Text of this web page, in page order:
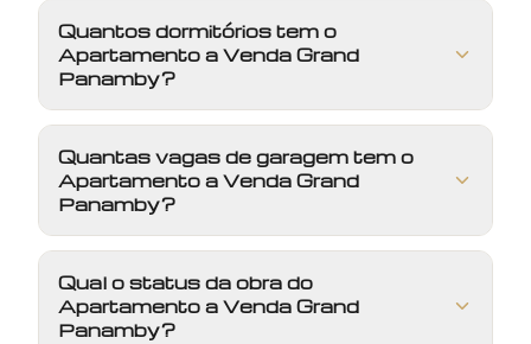
Quantos dormitórios tem o
Apartamento a Venda Grand
Panamby?
Quantas vagas de garagem tem o
Apartamento a Venda Grand
Panamby?
Qual o status da obra do
Apartamento a Venda Grand
Panamby?